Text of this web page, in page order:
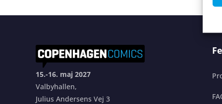
15.-16. maj 2027
Valbyhallen,
Julius Andersens Vej 3